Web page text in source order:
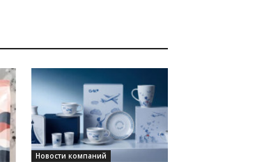
Новости компаний